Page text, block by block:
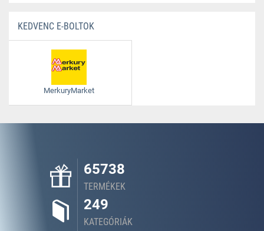
KEDVENC E-BOLTOK
MerkuryMarket
65738
TERMÉKEK
249
KATEGÓRIÁK